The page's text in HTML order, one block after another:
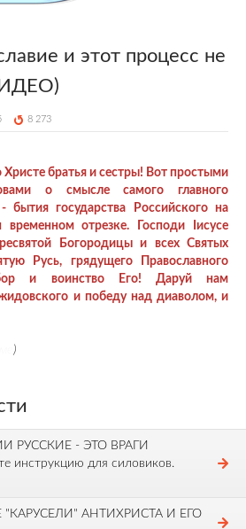
и этот процесс не
8 273
братья и сестры! Вот простыми
о смысле самого главного
бытия государства Российского на
временном отрезке. Господи Iисусе
Богородицы и всех Святых
Русь, грядущего Православного
и воинство Его! Даруй нам
и победу над диаволом, и
)
РУССКИЕ - ЭТО ВРАГИ
инструкцию для силовиков.
АНТИХРИСТА И ЕГО